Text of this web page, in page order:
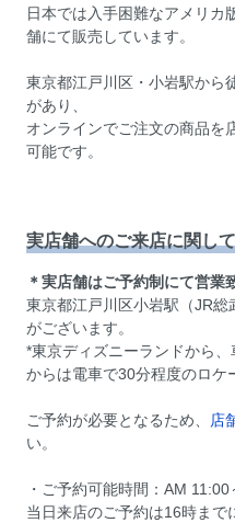
日本では入手困難なアメリカ
舗にて販売しています。
東京都江戸川区・小岩駅から
があり、
オンラインでご注文の商品を
可能です。
実店舗へのご来店に関して
＊実店舗はご予約制にて営業
東京都江戸川区小岩駅（JR
がございます。
*東京ディズニーランドから
からは電車で30分程度のロケ
ご予約が必要となるため、 店
い。
・ご予約可能時間：AM
当日来店のご予約は16時まで